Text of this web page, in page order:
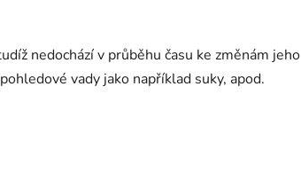
nedochází v průběhu času ke změnám jeho
vady jako například suky, apod.